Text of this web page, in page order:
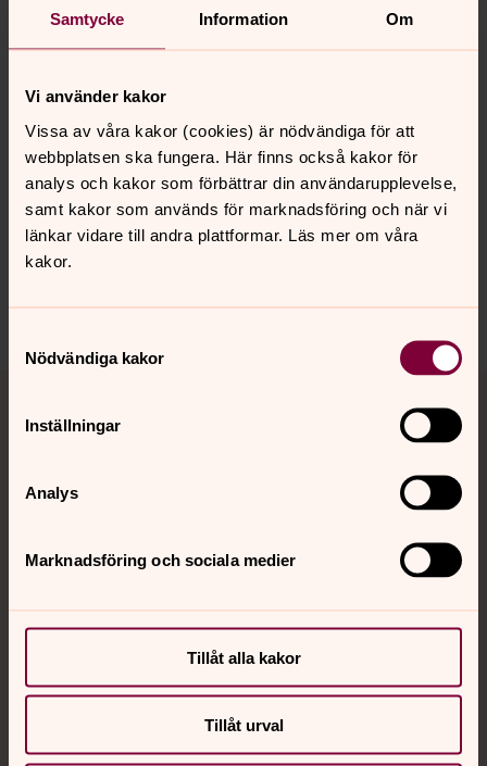
Samtycke Information Om
Vi använder kakor
Vissa av våra kakor (cookies) är nödvändiga för att
webbplatsen ska fungera. Här finns också kakor för
analys och kakor som förbättrar din användarupplevelse,
samt kakor som används för marknadsföring och när vi
länkar vidare till andra plattformar. Läs mer om våra
kakor.
Nödvändiga kakor
Inställningar
Analys
Marknadsföring och sociala medier
Tillåt alla kakor
Tillåt urval
Läs mer på på Svenska kyrkans hemsida
Senast ändrad 27 oktober 2022
Synpunkter eller frågor på sidans
innehåll?
uppvidinge.pastorat@svenskakyrkan.se
Dela
Kontakt
Kalender